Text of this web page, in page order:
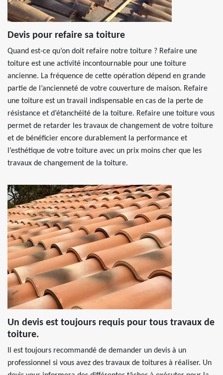
Devis pour refaire sa toiture
Quand est-ce qu’on doit refaire notre toiture ? Refaire une
toiture est une activité incontournable pour une toiture
ancienne. La fréquence de cette opération dépend en grande
partie de l’ancienneté de votre couverture de maison. Refaire
une toiture est un travail indispensable en cas de la perte de
résistance et d’étanchéité de la toiture. Refaire une toiture vous
permet de retarder les travaux de changement de votre toiture
et de bénéficier encore durablement la performance et
l’esthétique de votre toiture avec un prix moins cher que les
travaux de changement de la toiture.
Un devis est toujours requis pour tous travaux de
toiture.
Il est toujours recommandé de demander un devis à un
professionnel si vous avez des travaux de toitures à réaliser. Un